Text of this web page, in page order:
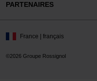
PARTENAIRES
©2026 Groupe Rossignol
France | français